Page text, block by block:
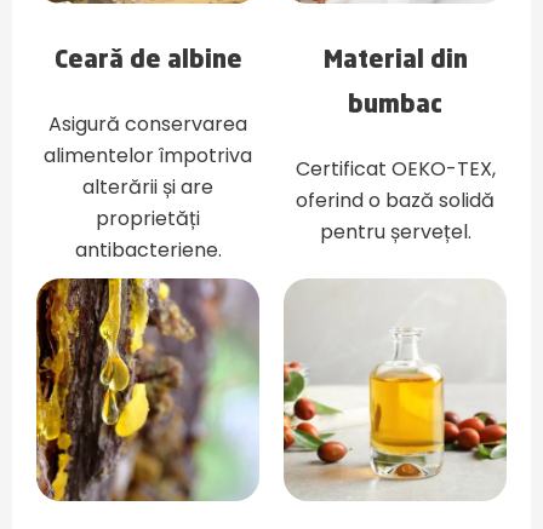
Ceară de albine
Asigură conservarea
alimentelor împotriva
alterării și are
proprietăți
antibacteriene.
Material din
bumbac
Certificat OEKO-TEX,
oferind o bază solidă
pentru șervețel.